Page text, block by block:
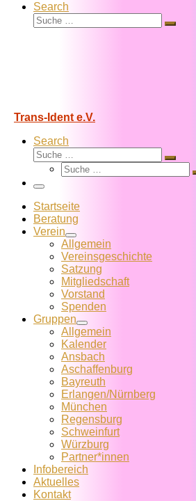
Search
Suche
Suche
Trans-Ident e.V.
Search
Suche
Suche
Suche
Menü
Startseite
Beratung
Verein
Allgemein
Vereins­geschichte
Satzung
Mitglied­schaft
Vorstand
Spenden
Gruppen
Allgemein
Kalender
Ansbach
Aschaffenburg
Bayreuth
Erlangen/Nürnberg
München
Regensburg
Schweinfurt
Würzburg
Partner*innen
Infobereich
Aktuelles
Kontakt